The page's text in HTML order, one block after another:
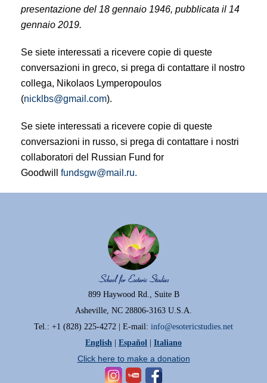
presentazione del 18 gennaio 1946, pubblicata il 14
gennaio 2019.
Se siete interessati a ricevere copie di queste
conversazioni in greco, si prega di contattare il nostro
collega, Nikolaos Lymperopoulos
(nicklbs@gmail.com).
Se siete interessati a ricevere copie di queste
conversazioni in russo, si prega di contattare i nostri
collaboratori del Russian Fund for
Goodwill fundsgw@mail.ru.
899 Haywood Rd., Suite B
Asheville, NC 28806-3163 U.S.A.
Tel.: +1 (828) 225-4272 | E-mail: info@esotericstudies.net
English
Español Italiano
Click here to make a donation